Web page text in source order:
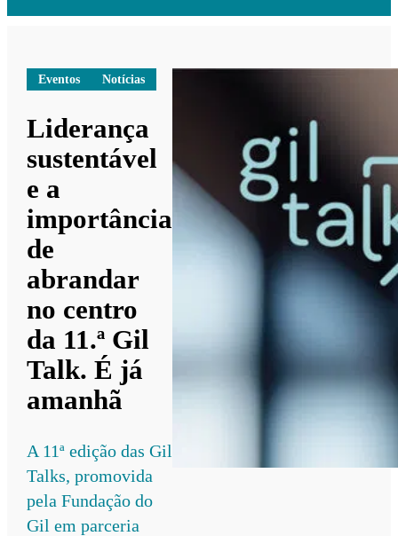
Eventos Notícias
Liderança
sustentável
e a
importância
de
abrandar
no centro
da 11.ª Gil
Talk. É já
amanhã
A 11ª edição das Gil
Talks, promovida
pela Fundação do
Gil em parceria